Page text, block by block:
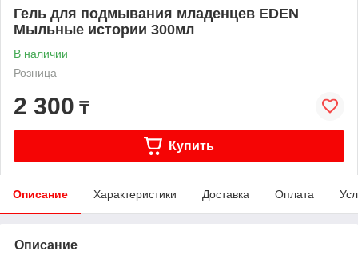
Гель для подмывания младенцев EDEN
Мыльные истории 300мл
В наличии
Розница
2 300 ₸
Купить
Описание Характеристики Доставка Оплата
Описание